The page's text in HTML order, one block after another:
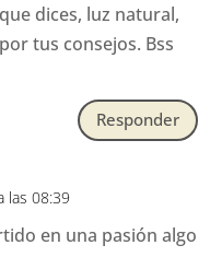
dices, luz natural,
tus consejos. Bss
Responder
las 08:39
en una pasión algo